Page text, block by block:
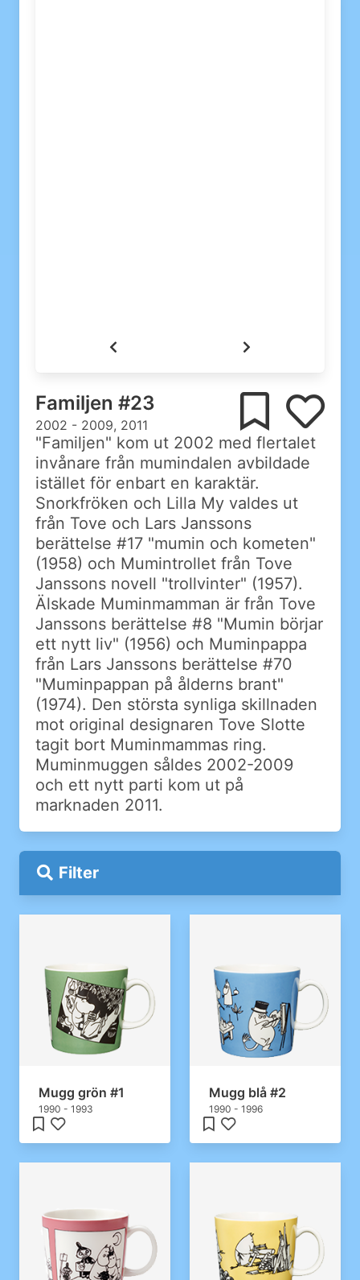
Familjen #23
2002 - 2009, 2011
"Familjen" kom ut 2002 med flertalet
invånare från mumindalen avbildade
istället för enbart en karaktär.
Snorkfröken och Lilla My valdes ut
från Tove och Lars Janssons
berättelse #17 "mumin och kometen"
(1958) och Mumintrollet från Tove
Janssons novell "trollvinter" (1957).
Älskade Muminmamman är från Tove
Janssons berättelse #8 "Mumin börjar
ett nytt liv" (1956) och Muminpappa
från Lars Janssons berättelse #70
"Muminpappan på ålderns brant"
(1974). Den största synliga skillnaden
mot original designaren Tove Slotte
tagit bort Muminmammas ring.
Muminmuggen såldes 2002-2009
och ett nytt parti kom ut på
marknaden 2011.
Filter
Mugg grön #1
1990 - 1993
Mugg blå #2
1990 - 1996